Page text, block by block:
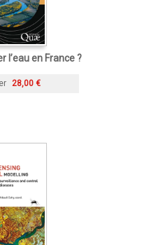
l’eau en France ?
28,00 €